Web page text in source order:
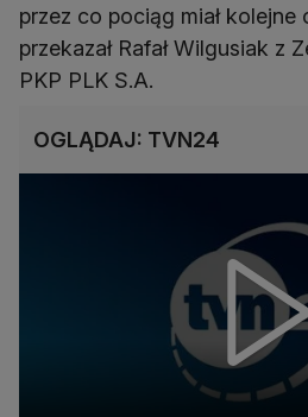
przez co pociąg miał kolejne
przekazał Rafał Wilgusiak z
PKP PLK S.A.
OGLĄDAJ: TVN24